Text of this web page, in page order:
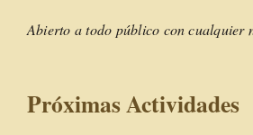
Abierto a todo público con cualquier
Próximas Actividades